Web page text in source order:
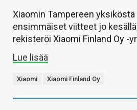
Xiaomin Tampereen yksiköstä
ensimmäiset viitteet jo
rekisteröi Xiaomi Finland Oy -
Lue lisää
Xiaomi Xiaomi Finland Oy